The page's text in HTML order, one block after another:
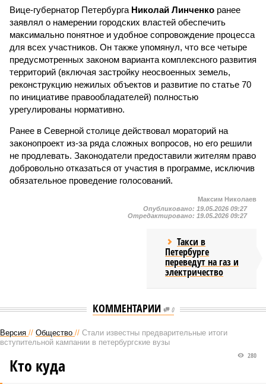
Вице-губернатор Петербурга Николай Линченко ранее
заявлял о намерении городских властей обеспечить
максимально понятное и удобное сопровождение процесса
для всех участников. Он также упомянул, что все четыре
предусмотренных законом варианта комплексного развития
территорий (включая застройку неосвоенных земель,
реконструкцию нежилых объектов и развитие по статье 70
по инициативе правообладателей) полностью
урегулированы нормативно.
Ранее в Северной столице действовал мораторий на
законопроект из-за ряда сложных вопросов, но его решили
не продлевать. Законодатели предоставили жителям право
добровольно отказаться от участия в программе, исключив
обязательное проведение голосований.
Максим Николаев
Опубликовано: 19.05.2026 09:27
Отредактировано: 19.05.2026 09:27
Такси в
Петербурге
переведут на газ и
электричество
КОММЕНТАРИИ 0
Версия // Общество // Стали известны предварительные итоги
вступительной кампании в петербургские вузы
280
Кто куда